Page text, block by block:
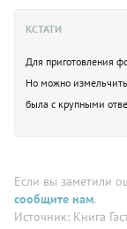
КСТАТИ
Для приготовления
Но можно
была с крупными
Если вы заметили
сообщите нам.
Источник: Книга